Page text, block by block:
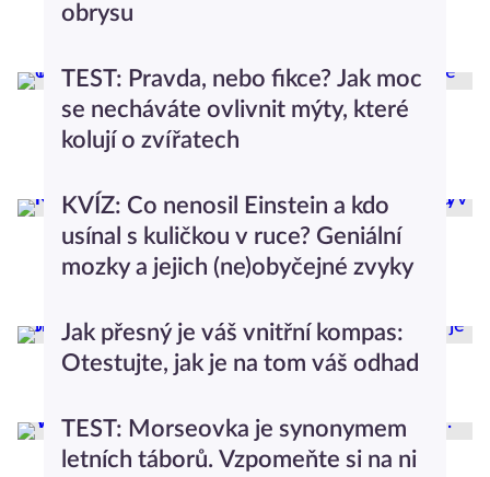
obrysu
TEST: Pravda, nebo fikce? Jak moc
se necháváte ovlivnit mýty, které
kolují o zvířatech
KVÍZ: Co nenosil Einstein a kdo
usínal s kuličkou v ruce? Geniální
mozky a jejich (ne)obyčejné zvyky
Jak přesný je váš vnitřní kompas:
Otestujte, jak je na tom váš odhad
TEST: Morseovka je synonymem
letních táborů. Vzpomeňte si na ni